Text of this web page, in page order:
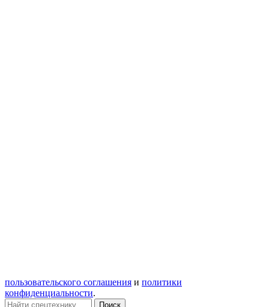
пользовательского соглашения и политики
конфиденциальности.